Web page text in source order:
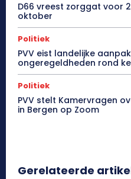
D66 vreest zorggat voor
oktober
Politiek
PVV eist landelijke
ongeregeldheden rond
Politiek
PVV stelt Kamervragen
in Bergen op Zoom
Gerelateerde